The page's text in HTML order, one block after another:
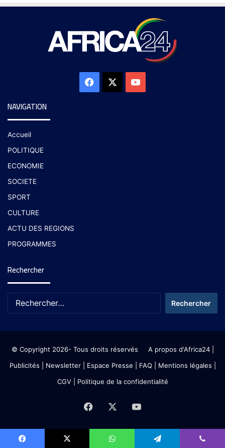
NAVIGATION
Accueil
POLITIQUE
ECONOMIE
SOCIETE
SPORT
CULTURE
ACTU DES REGIONS
PROGRAMMES
Rechercher
© Copyright 2026- Tous droits réservés A propos d'Africa24|
Publicités
Newsletter| Espace Presse | FAQ | Mentions légales
CGV| Politique de la confidentialité